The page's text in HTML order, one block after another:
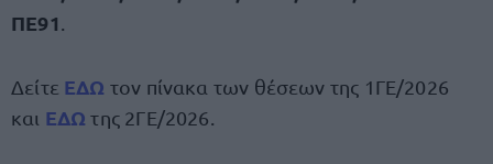
ΠΕ91
Δείτε ΕΔΩ τον πίνακα των θέσεων της 1ΓΕ/2026
και ΕΔΩ της 2ΓΕ/2026.